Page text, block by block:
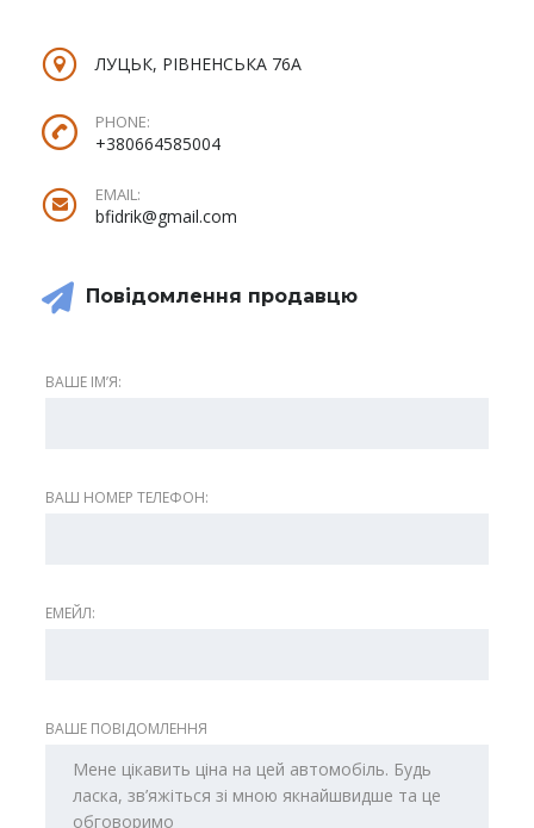
ЛУЦЬК, РІВНЕНСЬКА 76А
PHONE:
+380664585004
EMAIL:
bfidrik@gmail.com
Повідомлення продавцю
ВАШЕ ІМʼЯ:
ВАШ НОМЕР ТЕЛЕФОН:
ЕМЕЙЛ:
ВАШЕ ПОВІДОМЛЕННЯ